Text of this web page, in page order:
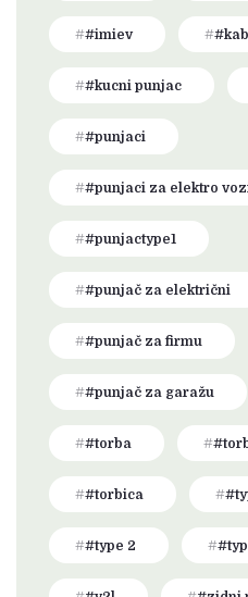
#imiev
#kucni punjac
#punjaci
#punjaci za elektro
#punjactype1
#punjač za električni
#punjač za firmu
#punjač za garažu
#torba
#torbica
#type 2